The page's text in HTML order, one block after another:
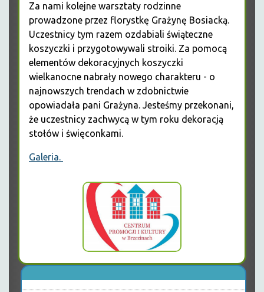
Za nami kolejne warsztaty rodzinne
prowadzone przez florystkę Grażynę Bosiacką.
Uczestnicy tym razem ozdabiali świąteczne
koszyczki i przygotowywali stroiki. Za pomocą
elementów dekoracyjnych koszyczki
wielkanocne nabrały nowego charakteru - o
najnowszych trendach w zdobnictwie
opowiadała pani Grażyna. Jesteśmy przekonani,
że uczestnicy zachwycą w tym roku dekoracją
stołów i święconkami.
Galeria.